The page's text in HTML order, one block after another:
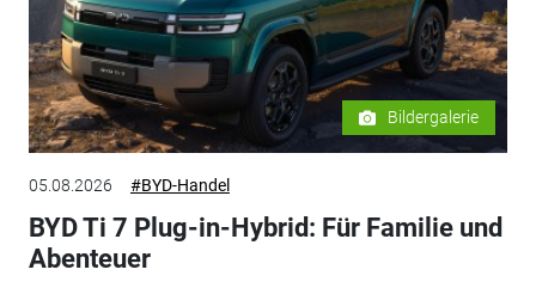
Bildergalerie
05.08.2026 #BYD-Handel
BYD Ti 7 Plug-in-Hybrid: Für Familie und
Abenteuer